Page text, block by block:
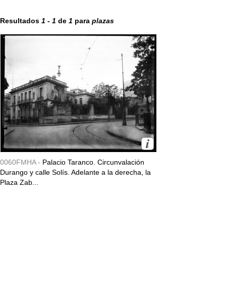
Resultados 1 - 1 de 1 para plazas
0060FMHA - Palacio Taranco. Circunvalación
Durango y calle Solís. Adelante a la derecha, la
Plaza Zab...